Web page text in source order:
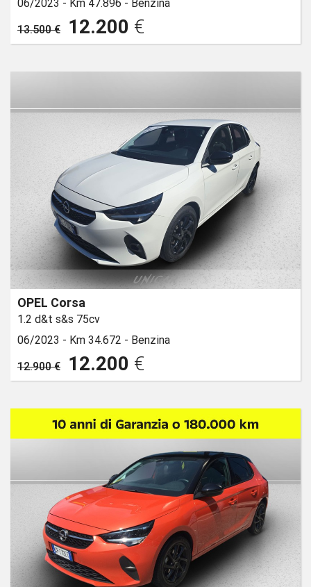
06/2023 - Km 47.896 - Benzina
13.500 €
12.200 €
OPEL Corsa
1.2 d&t s&s 75cv
06/2023 - Km 34.672 - Benzina
12.900 €
12.200 €